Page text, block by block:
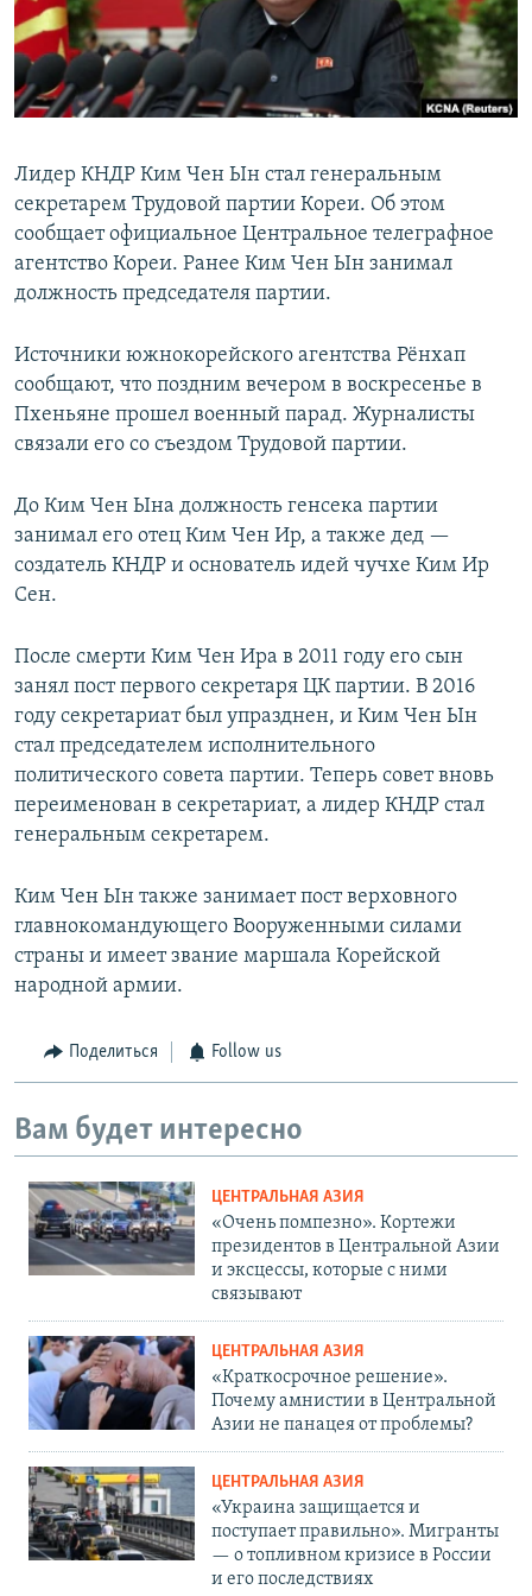
Лидер КНДР Ким Чен Ын стал генеральным
секретарем Трудовой партии Кореи. Об этом
сообщает официальное Центральное телеграфное
агентство Кореи. Ранее Ким Чен Ын занимал
должность председателя партии.
Источники южнокорейского агентства Рёнхап
сообщают, что поздним вечером в воскресенье в
Пхеньяне прошел военный парад. Журналисты
связали его со съездом Трудовой партии.
До Ким Чен Ына должность генсека партии
занимал его отец Ким Чен Ир, а также дед —
создатель КНДР и основатель идей чучхе Ким Ир
Сен.
После смерти Ким Чен Ира в 2011 году его сын
занял пост первого секретаря ЦК партии. В 2016
году секретариат был упразднен, и Ким Чен Ын
стал председателем исполнительного
политического совета партии. Теперь совет вновь
переименован в секретариат, а лидер КНДР стал
генеральным секретарем.
Ким Чен Ын также занимает пост верховного
главнокомандующего Вооруженными силами
страны и имеет звание маршала Корейской
народной армии.
Поделиться Follow us
Вам будет интересно
ЦЕНТРАЛЬНАЯ АЗИЯ
«Очень помпезно». Кортежи
президентов в Центральной Азии
и эксцессы, которые с ними
связывают
ЦЕНТРАЛЬНАЯ АЗИЯ
«Краткосрочное решение».
Почему амнистии в Центральной
Азии не панацея от проблемы?
ЦЕНТРАЛЬНАЯ АЗИЯ
«Украина защищается и
поступает правильно». Мигранты
— о топливном кризисе в России
и его последствиях